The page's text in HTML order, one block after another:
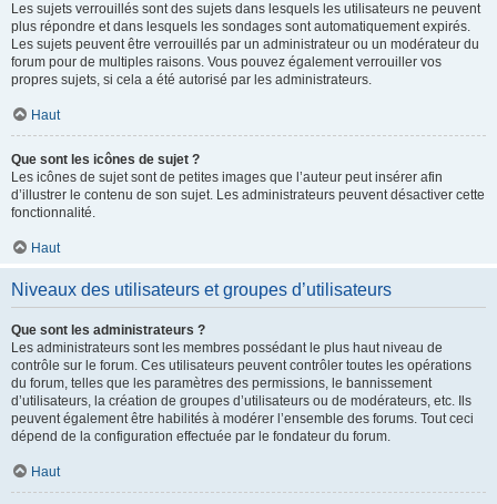
Les sujets verrouillés sont des sujets dans lesquels les utilisateurs ne peuvent
plus répondre et dans lesquels les sondages sont automatiquement expirés.
Les sujets peuvent être verrouillés par un administrateur ou un modérateur du
forum pour de multiples raisons. Vous pouvez également verrouiller vos
propres sujets, si cela a été autorisé par les administrateurs.
Haut
Que sont les icônes de sujet ?
Les icônes de sujet sont de petites images que l’auteur peut insérer afin
d’illustrer le contenu de son sujet. Les administrateurs peuvent désactiver cette
fonctionnalité.
Haut
Niveaux des utilisateurs et groupes d’utilisateurs
Que sont les administrateurs ?
Les administrateurs sont les membres possédant le plus haut niveau de
contrôle sur le forum. Ces utilisateurs peuvent contrôler toutes les opérations
du forum, telles que les paramètres des permissions, le bannissement
d’utilisateurs, la création de groupes d’utilisateurs ou de modérateurs, etc. Ils
peuvent également être habilités à modérer l’ensemble des forums. Tout ceci
dépend de la configuration effectuée par le fondateur du forum.
Haut